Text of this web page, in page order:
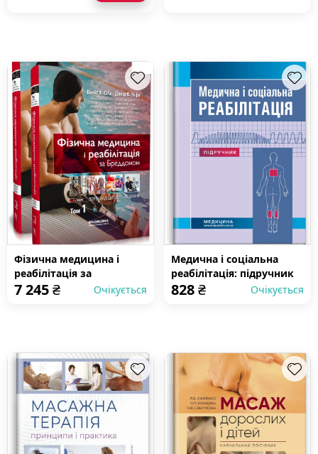
Фізична медицина і
реабілітація за
Бреддомом: 6-е видання:
7 245₴ Очікується
Медична і соціальна
реабілітація: підручник
828₴ Очікується